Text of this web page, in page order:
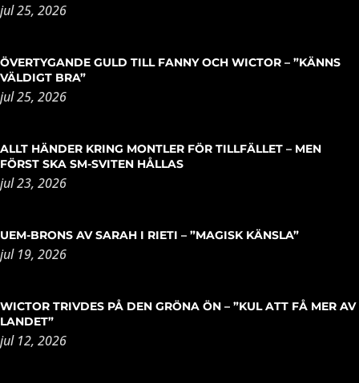
jul 25, 2026
ÖVERTYGANDE GULD TILL FANNY OCH WICTOR – ”KÄNNS
VÄLDIGT BRA”
jul 25, 2026
ALLT HÄNDER KRING MONTLER FÖR TILLFÄLLET – MEN
FÖRST SKA SM-SVITEN HÅLLAS
jul 23, 2026
UEM-BRONS AV SARAH I RIETI – ”MAGISK KÄNSLA”
jul 19, 2026
WICTOR TRIVDES PÅ DEN GRÖNA ÖN – ”KUL ATT FÅ MER AV
LANDET”
jul 12, 2026